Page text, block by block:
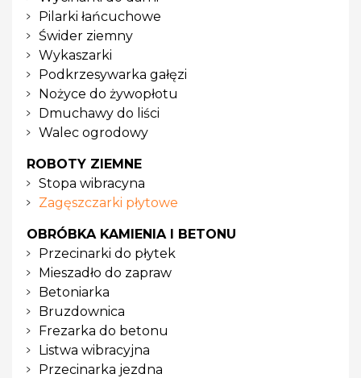
Pilarki łańcuchowe
Świder ziemny
Wykaszarki
Podkrzesywarka gałęzi
Nożyce do żywopłotu
Dmuchawy do liści
Walec ogrodowy
ROBOTY ZIEMNE
Stopa wibracyna
Zagęszczarki płytowe
OBRÓBKA KAMIENIA I BETONU
Przecinarki do płytek
Mieszadło do zapraw
Betoniarka
Bruzdownica
Frezarka do betonu
Listwa wibracyjna
Przecinarka jezdna